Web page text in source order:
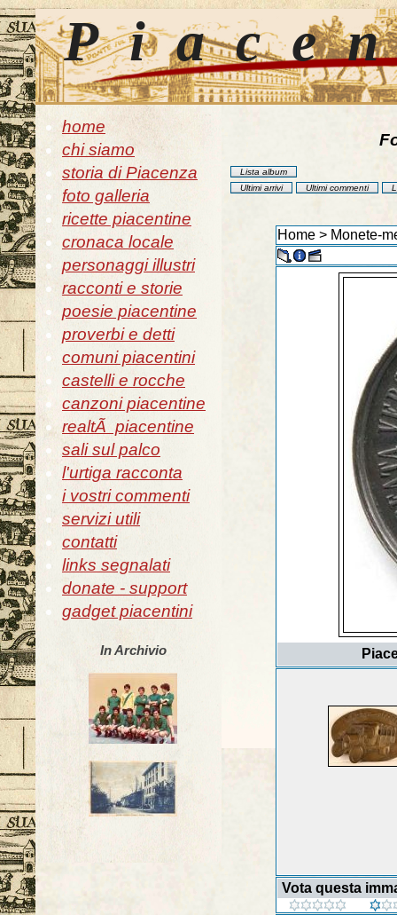
home
chi siamo
storia di Piacenza
foto galleria
ricette piacentine
cronaca locale
personaggi illustri
racconti e storie
poesie piacentine
proverbi e detti
comuni piacentini
castelli e rocche
canzoni piacentine
realtÃ piacentine
sali sul palco
l'urtiga racconta
i vostri commenti
servizi utili
contatti
links segnalati
donate - support
gadget piacentini
In Archivio
Lista album
Ultimi arrivi
Ultimi commenti
Home > Monete-
Vota questa